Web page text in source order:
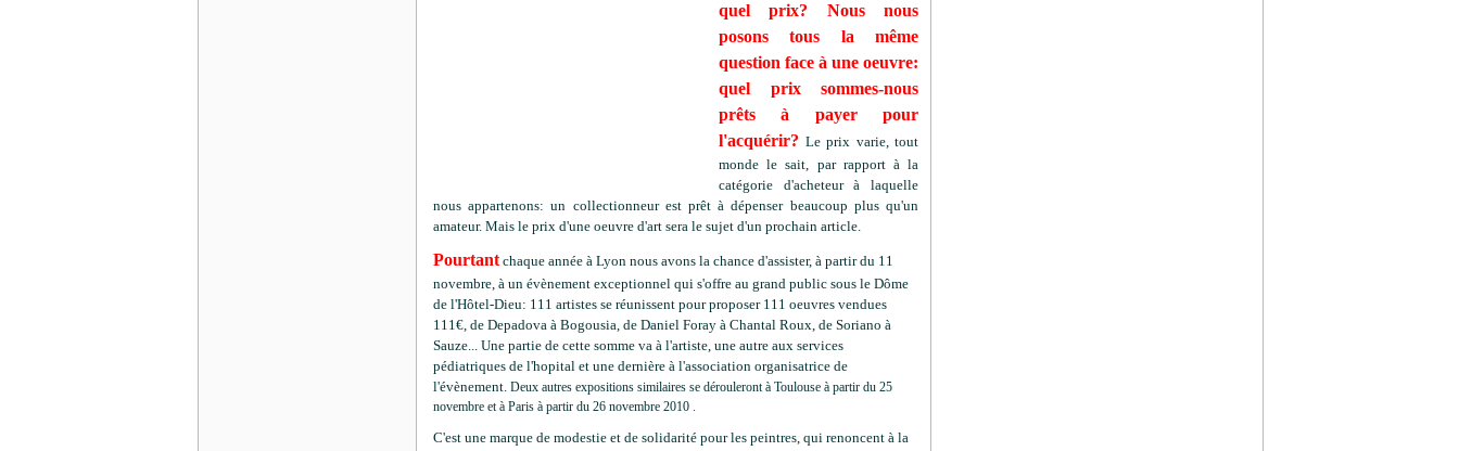
quel prix? Nous nous
posons tous la même
question face à une oeuvre:
quel prix sommes-nous
prêts à payer pour
l'acquérir? Le prix varie, tout
monde le sait, par rapport à la
catégorie d'acheteur à laquelle
nous appartenons: un collectionneur est prêt à dépenser beaucoup plus qu'un
amateur. Mais le prix d'une oeuvre d'art sera le sujet d'un prochain article.
Pourtantchaque année à Lyon nous avons la chance d'assister, à partir du 11
novembre, à un évènement exceptionnel qui s'offre au grand public sous le Dôme
de l'Hôtel-Dieu: 111 artistes se réunissent pour proposer 111 oeuvres vendues
111€, de Depadova à Bogousia, de Daniel Foray à Chantal Roux, de Soriano à
Sauze... Une partie de cette somme va à l'artiste, une autre aux services
pédiatriques de l'hopital et une dernière à l'association organisatrice de
l'évènement. Deux autres expositions similaires se dérouleront à Toulouse à partir du 25
novembre et à Paris à partir du 26 novembre 2010 .
C'est une marque de modestie et de solidarité pour les peintres, qui renoncent à la